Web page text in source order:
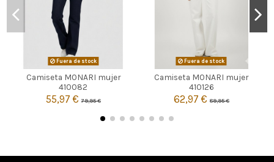
Fuera de stock
Camiseta MONARI mujer
410082
55,97 €79,95 €
 Agotado
Fuera de stock
Camiseta MONARI mujer
410126
62,97 € 89,95 €
 Agotado